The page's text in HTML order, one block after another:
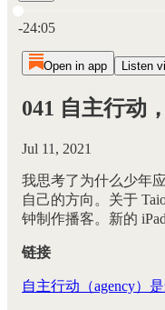
-24:05
Open in app Listen
041 自主行动
Jul 11, 2021
我思考了为什么少年
自己的方向。关于
钟制作播客。新的
链接
自主行动（agency）